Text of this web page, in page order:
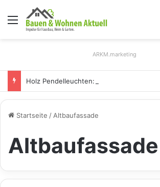
Menü
ARKM.marketing
Startseite / Altbaufassade
Altbaufassade